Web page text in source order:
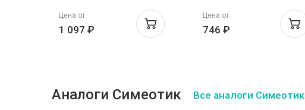
Цена от
1 097 ₽
Цена от
746 ₽
Аналоги Симеотик Все аналоги Симеотик